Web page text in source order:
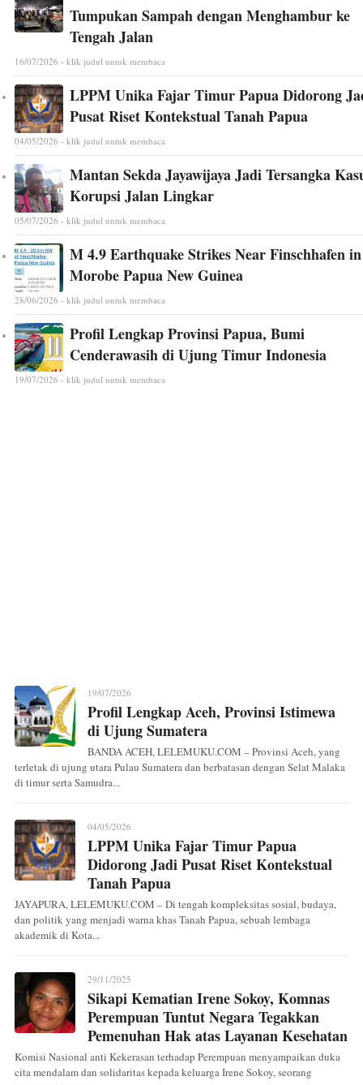
Tumpukan Sampah dengan Menghambur ke
Tengah Jalan
16/07/2026 - klik judul untuk membaca
LPPM Unika Fajar Timur Papua Didorong
Pusat Riset Kontekstual Tanah Papua
04/05/2026 - klik judul untuk membaca
Mantan Sekda Jayawijaya Jadi Tersangka
Korupsi Jalan Lingkar
05/07/2026 - klik judul untuk membaca
M 4.9 Earthquake Strikes Near Finschhafen in
Morobe Papua New Guinea
28/06/2026 - klik judul untuk membaca
Profil Lengkap Provinsi Papua, Bumi
Cenderawasih di Ujung Timur Indonesia
19/07/2026 - klik judul untuk membaca
19/07/2026
Profil Lengkap Aceh, Provinsi Istimewa
di Ujung Sumatera
BANDA ACEH, LELEMUKU.COM – Provinsi Aceh, yang
terletak di ujung utara Pulau Sumatera dan berbatasan dengan Selat Malaka
di timur serta Samudra...
04/05/2026
LPPM Unika Fajar Timur Papua
Didorong Jadi Pusat Riset Kontekstual
Tanah Papua
JAYAPURA, LELEMUKU.COM – Di tengah kompleksitas sosial, budaya,
dan politik yang menjadi warna khas Tanah Papua, sebuah lembaga
akademik di Kota...
29/11/2025
Sikapi Kematian Irene Sokoy, Komnas
Perempuan Tuntut Negara Tegakkan
Pemenuhan Hak atas Layanan Kesehatan
Komisi Nasional anti Kekerasan terhadap Perempuan menyampaikan duka
cita mendalam dan solidaritas kepada keluarga Irene Sokoy, seorang